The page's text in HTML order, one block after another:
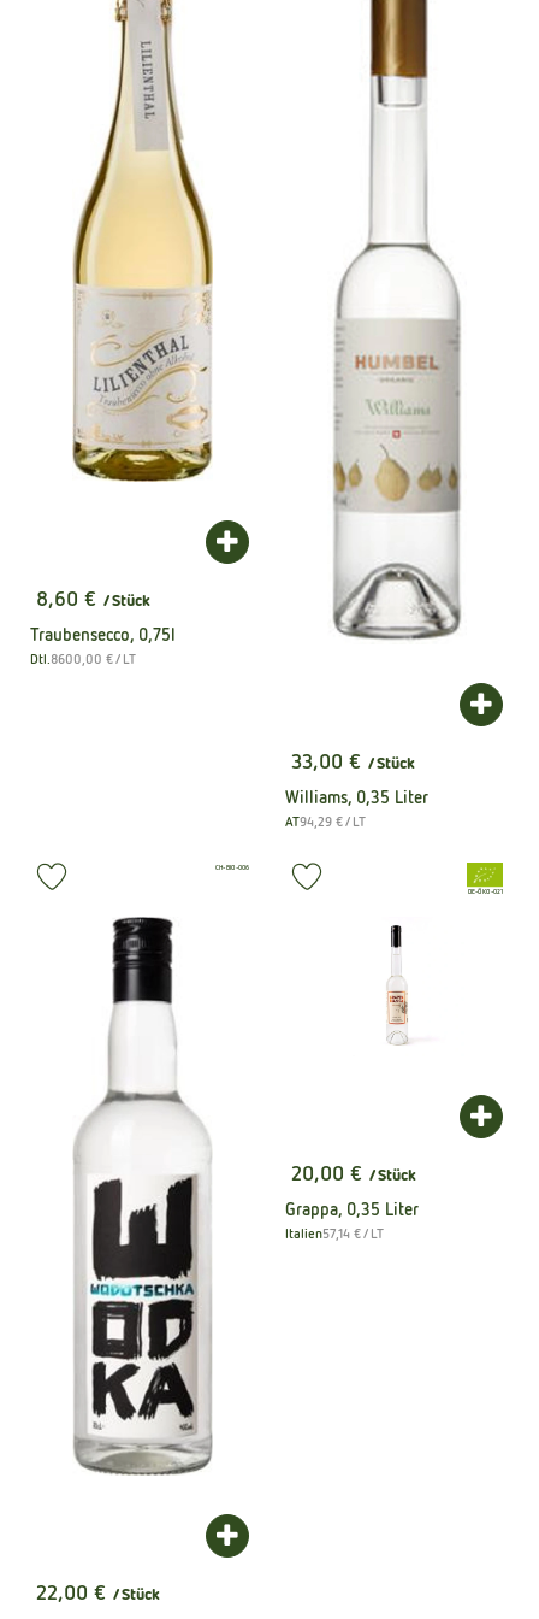
, Preis:
8,60 € / Stück
Traubensecco, 0,75l
, Herkunft:
Dtl., Referenzpreis:
8600,00 €/ LT
Produkt zum Warenkorb hinzufügen
, Preis:
33,00 € / Stück
Williams, 0,35 Liter
, Herkunft:
AT, Referenzpreis:
94,29 €/ LT
, Preis:
22,00 € / Stück
Produkt zum Warenkorb hinzufügen
, Verband:
, Kontrollstelle:
CH-BIO-006
, Preis:
20,00 € / Stück
Grappa, 0,35 Liter
, Herkunft:
Italien, Referenzpreis:
57,14 €/ LT
, Verband:
, Kontrollstelle:
DE-ÖKO-021
Produkt zu Favouriten hinzufügen